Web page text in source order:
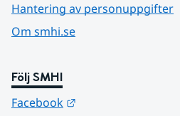
Hantering av personuppgifter
Om smhi.se
Följ SMHI
Facebook